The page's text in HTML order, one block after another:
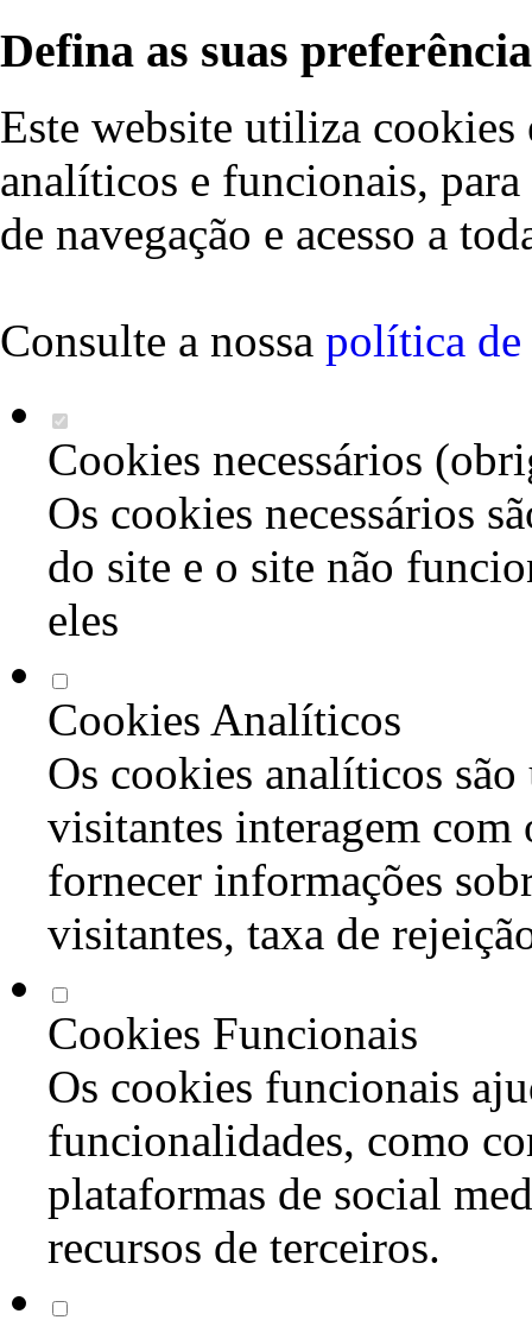
Defina as suas
Este website utiliza cookies
analíticos e funcionais,
de navegação e acesso a
Consulte a nossa política de
Cookies necessários
Os cookies necessários
do site e o site não
eles
Cookies Analíticos
Os cookies analíticos são
visitantes interagem com
fornecer informações
visitantes, taxa de
Cookies Funcionais
Os cookies funcionais
funcionalidades, como
plataformas de social
recursos de terceiros.